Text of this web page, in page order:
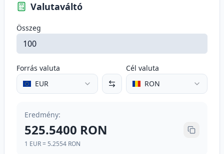
Valutaváltó
Összeg
Forrás valuta
EUR
Cél valuta
RON
Eredmény:
525.5400 RON
1 EUR= 5.2554 RON